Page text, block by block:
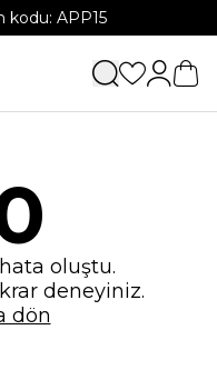
kodu: APP15
oluştu.
deneyiniz.
dön